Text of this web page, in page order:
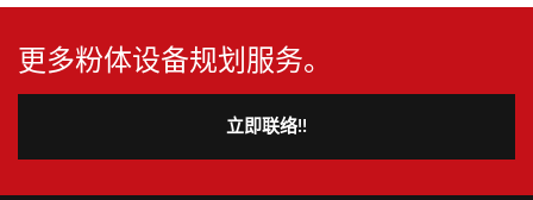
更多粉体设备规划服务。
立即联络!!